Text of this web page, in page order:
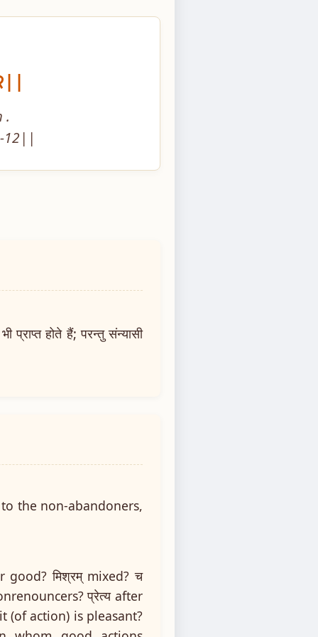
.
12||
होते हैं; परन्तु संन्यासी
the non-abandoners,
good? मिश्रम् mixed? च
प्रेत्य after
(of action) is pleasant?